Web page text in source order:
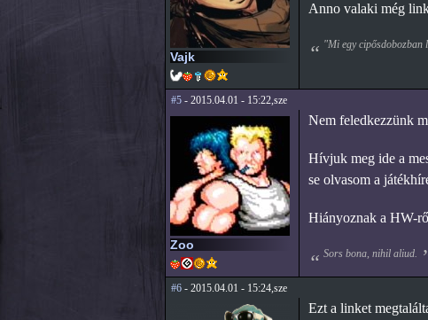
Vajk
Anno valaki még
"Mi egy cipősdobozban
#5- 2015.04.01 - 15:22,sze
Zoo
Nem feledkezzünk
Hívjuk meg ide a
se olvasom a
Hiányoznak a HW-
Sors bona, nihil aliud.
#6- 2015.04.01 - 15:24,sze
Ezt a linket